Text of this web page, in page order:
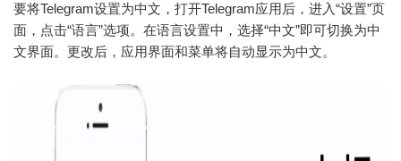
要将Telegram设置为中文，打开Telegram应用后，进入“设置”页
面，点击“语言”选项。在语言设置中，选择“中文”即可切换为中
文界面。更改后，应用界面和菜单将自动显示为中文。